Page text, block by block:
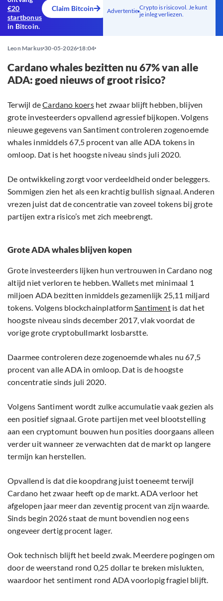
€20
startbonus
in Bitcoin.
Claim Bitcoin Advertentie Crypto is risicovol. Je kunt
je inleg verliezen.
Leon Markus 30-05-2026 18:04
Cardano whales bezitten nu 67% van alle
ADA: goed nieuws of groot risico?
Terwijl deCardano koershet zwaar blijft hebben, blijven
grote investeerders opvallend agressief bijkopen. Volgens
nieuwe gegevens van Santiment controleren zogenoemde
whales inmiddels 67,5 procent van alle ADA tokens in
omloop. Dat is het hoogste niveau sinds juli 2020.
De ontwikkeling zorgt voor verdeeldheid onder beleggers.
Sommigen zien het als een krachtig bullish signaal. Anderen
vrezen juist dat de concentratie van zoveel tokens bij grote
partijen extra risico’s met zich meebrengt.
Grote ADA whales blijven kopen
Grote investeerders lijken hun vertrouwen in Cardano nog
altijd niet verloren te hebben. Wallets met minimaal 1
miljoen ADA bezitten inmiddels gezamenlijk 25,11 miljard
tokens. Volgens blockchainplatformSantimentis dat het
hoogste niveau sinds december 2017, vlak voordat de
vorige grote cryptobullmarkt losbarstte.
Daarmee controleren deze zogenoemde whales nu 67,5
procent van alle ADA in omloop. Dat is de hoogste
concentratie sinds juli 2020.
Volgens Santiment wordt zulke accumulatie vaak gezien als
een positief signaal. Grote partijen met veel blootstelling
aan een cryptomunt bouwen hun posities doorgaans alleen
verder uit wanneer ze verwachten dat de markt op langere
termijn kan herstellen.
Opvallend is dat die koopdrang juist toeneemt terwijl
Cardano het zwaar heeft op de markt. ADA verloor het
afgelopen jaar meer dan zeventig procent van zijn waarde.
Sinds begin 2026 staat de munt bovendien nog eens
ongeveer dertig procent lager.
Ook technisch blijft het beeld zwak. Meerdere pogingen om
door de weerstand rond 0,25 dollar te breken mislukten,
waardoor het sentiment rond ADA voorlopig fragiel blijft.